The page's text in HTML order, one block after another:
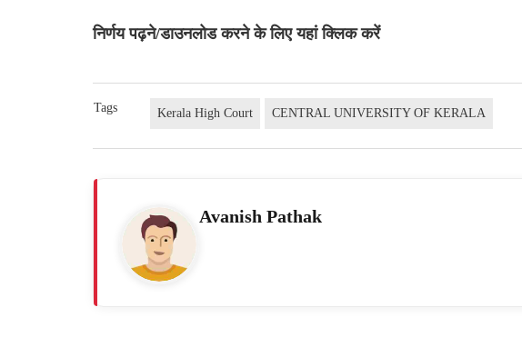
निर्णय पढ़ने/डाउनलोड करने के लिए यहां क्लिक करें
Tags Kerala High Court CENTRAL UNIVERSITY OF KERALA
Avanish Pathak